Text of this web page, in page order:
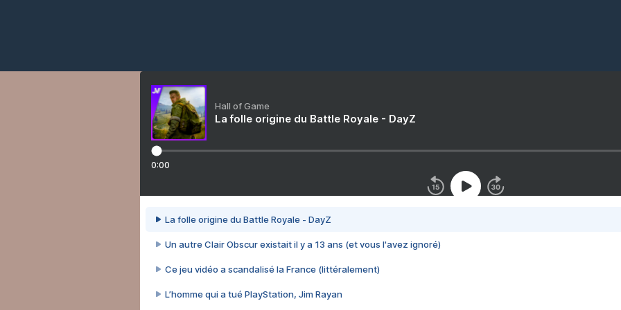
Hall of Game
La folle origine du Battle Royale - DayZ
0:00
La folle origine du Battle Royale - DayZ
Un autre Clair Obscur existait il y a 13 ans (et vous l'avez ignoré)
Ce jeu vidéo a scandalisé la France (littéralement)
L’homme qui a tué PlayStation, Jim Rayan